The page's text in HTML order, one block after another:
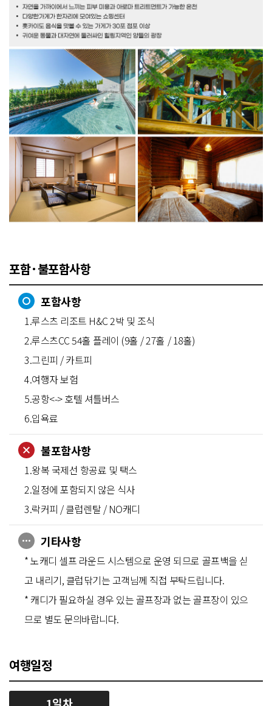
포함·불포함사항
포함사항
1.루스츠 리조트 H&C 2박 및 조식
2.루스츠CC 54홀 플레이 (9홀 / 27홀 / 18홀)
3.그린피 / 카트피
4.여행자 보험
5.공항<-> 호텔 셔틀버스
6.입욕료
불포함사항
1.왕복 국제선 항공료 및 택스
2.일정에 포함되지 않은 식사
3.락커피 / 클럽렌탈 / NO캐디
기타사항
* 노캐디 셀프 라운드 시스템으로 운영 되므로 골프백을 싣
고 내리기, 클럽닦기는 고객님께 직접 부탁드립니다.
* 캐디가 필요하실 경우 있는 골프장과 없는 골프장이 있으
므로 별도 문의바랍니다.
여행일정
1일차